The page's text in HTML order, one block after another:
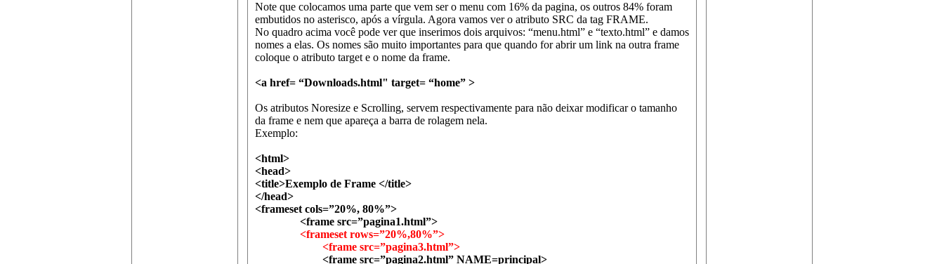
Note que colocamos uma parte que vem ser o menu com 16% da pagina, os outros 84% foram
embutidos no asterisco, após a vírgula. Agora vamos ver o atributo SRC da tag FRAME.
No quadro acima você pode ver que inserimos dois arquivos: “menu.html” e “texto.html” e damos
nomes a elas. Os nomes são muito importantes para que quando for abrir um link na outra frame
coloque o atributo target e o nome da frame.
<a href= “Downloads.html" target= “home” >
Os atributos Noresize e Scrolling, servem respectivamente para não deixar modificar o tamanho
da frame e nem que apareça a barra de rolagem nela.
Exemplo:
<html>
<head>
<title>Exemplo de Frame </title>
</head>
<frameset cols=”20%, 80%”>
<frame src=”pagina1.html”>
<frameset rows=”20%,80%”>
<frame src=”pagina3.html”>
<frame src=”pagina2.html” NAME=principal>